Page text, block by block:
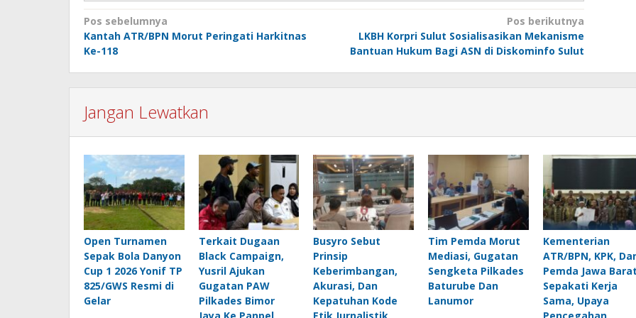
Navigasi
pos
Pos sebelumnya
Kantah ATR/BPN Morut Peringati Harkitnas
Ke-118
Pos berikutnya
LKBH Korpri Sulut Sosialisasikan Mekanisme
Bantuan Hukum Bagi ASN di Diskominfo Sulut
Jangan Lewatkan
Open Turnamen
Sepak Bola Danyon
Cup 1 2026 Yonif TP
825/GWS Resmi di
Gelar
Terkait Dugaan
Black Campaign,
Yusril Ajukan
Gugatan PAW
Pilkades Bimor
Busyro Sebut
Prinsip
Keberimbangan,
Akurasi, Dan
Kepatuhan Kode
Tim Pemda Morut
Mediasi, Gugatan
Sengketa Pilkades
Baturube Dan
Lanumor
Kementerian
ATR/BPN, KPK,
Pemda Jawa
Sepakati Kerja
Sama, Upaya